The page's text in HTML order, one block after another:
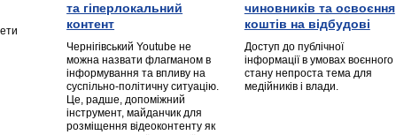
та гіперлокальний
контент
Чернігівський Youtube не
можна назвати флагманом в
інформування та впливу на
суспільно-політичну ситуацію.
Це, радше, допоміжний
інструмент, майданчик для
розміщення відеоконтенту як
чиновників та освоєння
коштів на відбудові
Доступ до публічної
інформації в умовах воєнного
стану непроста тема для
медійників і влади.